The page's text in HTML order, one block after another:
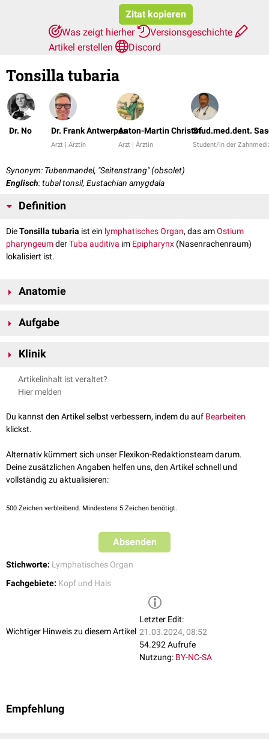
Zitat kopieren
Was zeigt hierher
Versionsgeschichte
Artikel erstellen
Discord
Tonsilla tubaria
Dr. No Dr. Frank Antwerpes
Arzt | Ärztin
Anton-Martin Christof
Arzt | Ärztin
Stud.med.dent.
Student/in der
Synonym: Tubenmandel, "Seitenstrang" (obsolet)
Englisch: tubal tonsil, Eustachian amygdala
Definition
DieTonsilla tubaria ist ein lymphatisches Organ, das amOstium
pharyngeumderTuba auditiva im Epipharynx (Nasenrachenraum)
lokalisiert ist.
Anatomie
Lymphfollikelnund ist Teil des
weniger ausgeprägte
Aufgabe
Infektabwehr
Klinik
Bei Kindern kann die Tonsilla tubaria hypertrophieren, was zu einem
Tubenverschluss
Artikelinhalt ist veraltet?
Hier melden
Du kannst den Artikel selbst verbessern, indem du auf Bearbeiten
klickst.
Alternativ kümmert sich unser Flexikon-Redaktionsteam darum.
Deine zusätzlichen Angaben helfen uns, den Artikel schnell und
vollständig zu aktualisieren:
500 Zeichen verbleibend. Mindestens 5 Zeichen benötigt.
Absenden
Stichworte: Lymphatisches Organ
Fachgebiete: Kopf und Hals
Wichtiger Hinweis zu diesem Artikel
Letzter Edit:
21.03.2024, 08:52
54.292 Aufrufe
Nutzung: BY-NC-SA
Empfehlung